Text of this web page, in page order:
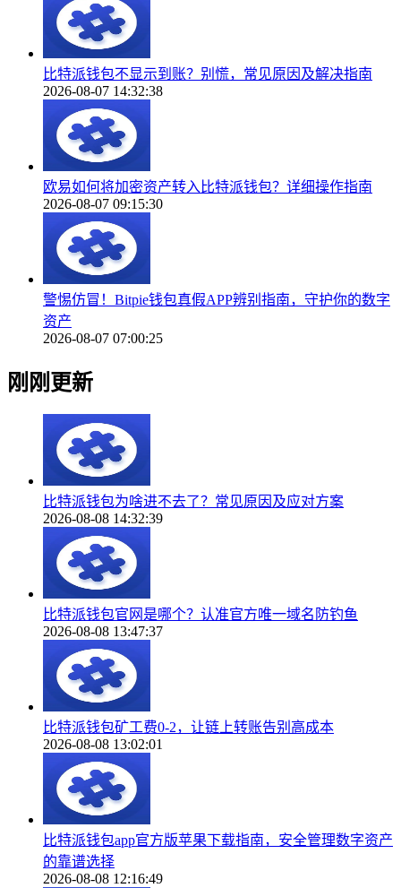
比特派钱包不显示到账？别慌，常见原因及解决指南
2026-08-07 14:32:38
欧易如何将加密资产转入比特派钱包？详细操作指南
2026-08-07 09:15:30
警惕仿冒！Bitpie钱包真假APP辨别指南，守护你的数字
资产
2026-08-07 07:00:25
刚刚更新
比特派钱包为啥进不去了？常见原因及应对方案
2026-08-08 14:32:39
比特派钱包官网是哪个？认准官方唯一域名防钓鱼
2026-08-08 13:47:37
比特派钱包矿工费0-2，让链上转账告别高成本
2026-08-08 13:02:01
比特派钱包app官方版苹果下载指南，安全管理数字资产
的靠谱选择
2026-08-08 12:16:49